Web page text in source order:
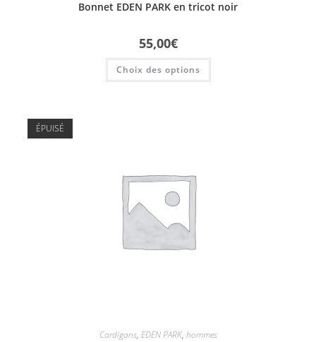
Bonnet EDEN PARK en tricot noir
55,00€
Choix des options
ÉPUISÉ
Cardigans, EDEN PARK, hommes